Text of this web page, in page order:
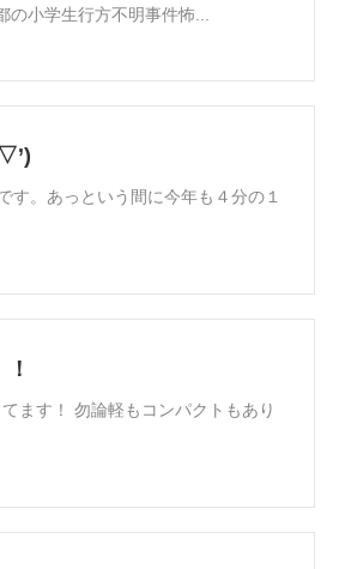
小学生行方不明事件怖...
す。あっという間に今年も４分の１
ます！ 勿論軽もコンパクトもあり